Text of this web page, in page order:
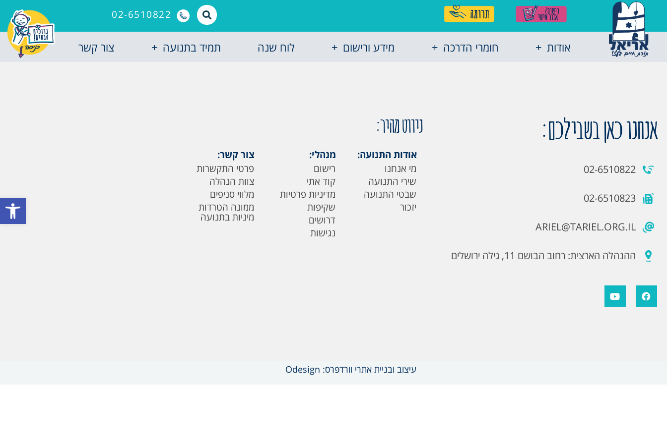
פתח
02-6510822
אודות חומרי הדרכה מידע ורישום לוח שנה תמיד בתנועה צור קשר
אנחנו כאן בשבילכם:
02-6510822
02-6510823
ARIEL@TARIEL.ORG.IL
ההנהלה הארצית: רחוב הבושם 11, גילה ירושלים
ניווט מהיר:
אודות התנועה:
מי אנחנו
שירי התנועה
שבטי התנועה
יזכור
מנהלי:
רישום
קוד אתי
מדיניות פרטיות
שקיפות
דרושים
נגישות
צור קשר:
פרטי התקשרות
צוות הנהלה
מלווי סניפים
ממונה הטרדות
מיניות בתנועה
עיצוב ובניית אתרי וורדפרס: Odesign